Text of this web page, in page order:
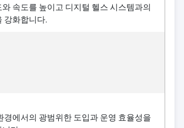
와 속도를 높이고 디지털 헬스 시스템과의
강화합니다.
경에서의 광범위한 도입과 운영 효율성을